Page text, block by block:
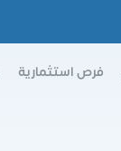
فرص استثمارية